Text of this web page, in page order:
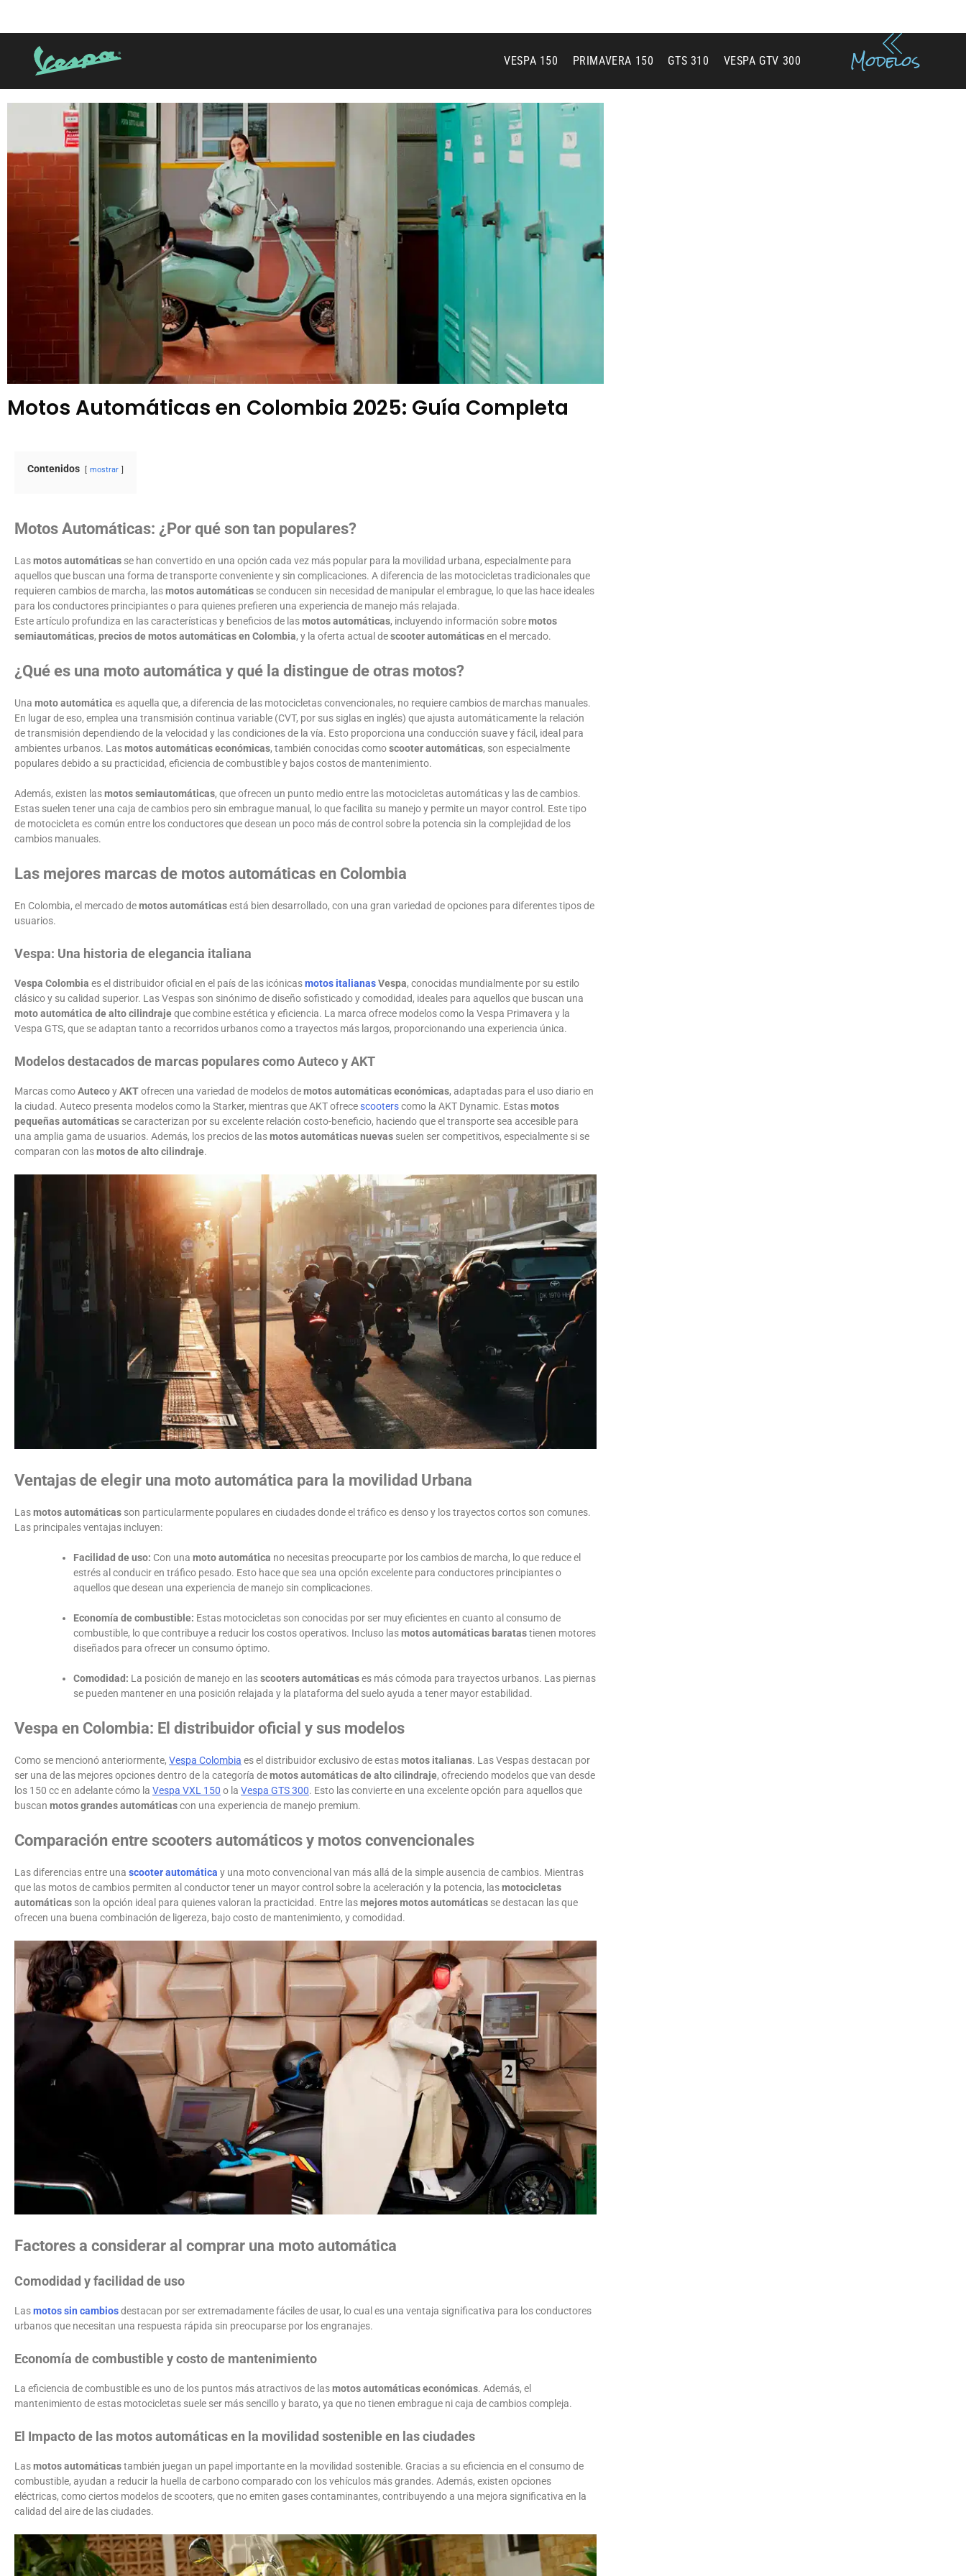
VESPA 150 PRIMAVERA 150 GTS 310 VESPA GTV 300 Modelos
Motos Automáticas en Colombia 2025: Guía Completa
Contenidos mostrar
Motos Automáticas: ¿Por qué son tan populares?
Lasmotos automáticas se han convertido en una opción cada vez más popular para la movilidad urbana, especialmente para
aquellos que buscan una forma de transporte conveniente y sin complicaciones. A diferencia de las motocicletas tradicionales que
requieren cambios de marcha, lasmotos automáticas se conducen sin necesidad de manipular el embrague, lo que las hace ideales
para los conductores principiantes o para quienes prefieren una experiencia de manejo más relajada.
Este artículo profundiza en las características y beneficios de lasmotos automáticas, incluyendo información sobremotos
semiautomáticas, precios de motos automáticas en Colombia, y la oferta actual descooter automáticasen el mercado.
¿Qué es una moto automática y qué la distingue de otras motos?
Una moto automática es aquella que, a diferencia de las motocicletas convencionales, no requiere cambios de marchas manuales.
En lugar de eso, emplea una transmisión continua variable (CVT, por sus siglas en inglés) que ajusta automáticamente la relación
de transmisión dependiendo de la velocidad y las condiciones de la vía. Esto proporciona una conducción suave y fácil, ideal para
ambientes urbanos. Lasmotos automáticas económicas, también conocidas comoscooter automáticas, son especialmente
populares debido a su practicidad, eficiencia de combustible y bajos costos de mantenimiento.
Además, existen lasmotos semiautomáticas, que ofrecen un punto medio entre las motocicletas automáticas y las de cambios.
Estas suelen tener una caja de cambios pero sin embrague manual, lo que facilita su manejo y permite un mayor control. Este tipo
de motocicleta es común entre los conductores que desean un poco más de control sobre la potencia sin la complejidad de los
cambios manuales.
Las mejores marcas de motos automáticas en Colombia
En Colombia, el mercado demotos automáticasestá bien desarrollado, con una gran variedad de opciones para diferentes tipos de
usuarios.
Vespa: Una historia de elegancia italiana
Vespa Colombia es el distribuidor oficial en el país de las icónicasmotos italianasVespa, conocidas mundialmente por su estilo
clásico y su calidad superior. Las Vespas son sinónimo de diseño sofisticado y comodidad, ideales para aquellos que buscan una
moto automática de alto cilindrajeque combine estética y eficiencia. La marca ofrece modelos como la Vespa Primavera y la
Vespa GTS, que se adaptan tanto a recorridos urbanos como a trayectos más largos, proporcionando una experiencia única.
Modelos destacados de marcas populares como Auteco y AKT
Marcas comoAutecoyAKTofrecen una variedad de modelos demotos automáticas económicas, adaptadas para el uso diario en
la ciudad. Auteco presenta modelos como la Starker, mientras que AKT ofrecescooterscomo la AKT Dynamic. Estasmotos
pequeñas automáticas se caracterizan por su excelente relación costo-beneficio, haciendo que el transporte sea accesible para
una amplia gama de usuarios. Además, los precios de lasmotos automáticas nuevas suelen ser competitivos, especialmente si se
comparan con lasmotos de alto cilindraje.
Ventajas de elegir una moto automática para la movilidad Urbana
Lasmotos automáticas son particularmente populares en ciudades donde el tráfico es denso y los trayectos cortos son comunes.
Las principales ventajas incluyen:
Facilidad de uso: Con una moto automática no necesitas preocuparte por los cambios de marcha, lo que reduce el
estrés al conducir en tráfico pesado. Esto hace que sea una opción excelente para conductores principiantes o
aquellos que desean una experiencia de manejo sin complicaciones.
Economía de combustible: Estas motocicletas son conocidas por ser muy eficientes en cuanto al consumo de
combustible, lo que contribuye a reducir los costos operativos. Incluso lasmotos automáticas baratastienen motores
diseñados para ofrecer un consumo óptimo.
Comodidad: La posición de manejo en lasscooters automáticases más cómoda para trayectos urbanos. Las piernas
se pueden mantener en una posición relajada y la plataforma del suelo ayuda a tener mayor estabilidad.
Vespa en Colombia: El distribuidor oficial y sus modelos
Como se mencionó anteriormente, Vespa Colombia es el distribuidor exclusivo de estasmotos italianas. Las Vespas destacan por
ser una de las mejores opciones dentro de la categoría demotos automáticas de alto cilindraje, ofreciendo modelos que van desde
los 150 cc en adelante cómo la Vespa VXL 150 o la Vespa GTS 300. Esto las convierte en una excelente opción para aquellos que
buscan motos grandes automáticascon una experiencia de manejo premium.
Comparación entre scooters automáticos y motos convencionales
Las diferencias entre una scooter automática y una moto convencional van más allá de la simple ausencia de cambios. Mientras
que las motos de cambios permiten al conductor tener un mayor control sobre la aceleración y la potencia, lasmotocicletas
automáticas son la opción ideal para quienes valoran la practicidad. Entre lasmejores motos automáticas se destacan las que
ofrecen una buena combinación de ligereza, bajo costo de mantenimiento, y comodidad.
Factores a considerar al comprar una moto automática
Comodidad y facilidad de uso
Lasmotos sin cambiosdestacan por ser extremadamente fáciles de usar, lo cual es una ventaja significativa para los conductores
urbanos que necesitan una respuesta rápida sin preocuparse por los engranajes.
Economía de combustible y costo de mantenimiento
La eficiencia de combustible es uno de los puntos más atractivos de lasmotos automáticas económicas. Además, el
mantenimiento de estas motocicletas suele ser más sencillo y barato, ya que no tienen embrague ni caja de cambios compleja.
El Impacto de las motos automáticas en la movilidad sostenible en las ciudades
Lasmotos automáticastambién juegan un papel importante en la movilidad sostenible. Gracias a su eficiencia en el consumo de
combustible, ayudan a reducir la huella de carbono comparado con los vehículos más grandes. Además, existen opciones
eléctricas, como ciertos modelos de scooters, que no emiten gases contaminantes, contribuyendo a una mejora significativa en la
calidad del aire de las ciudades.